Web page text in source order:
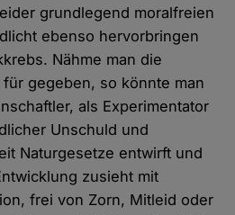
grundlegend moralfreien
ebenso hervorbringen
Nähme man die
gegeben, so könnte man
als Experimentator
Unschuld und
Naturgesetze entwirft und
zusieht mit
frei von Zorn, Mitleid oder